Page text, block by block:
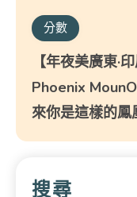
分數
【年夜美廣東
Phoenix
來你是這樣的鳳
搜尋